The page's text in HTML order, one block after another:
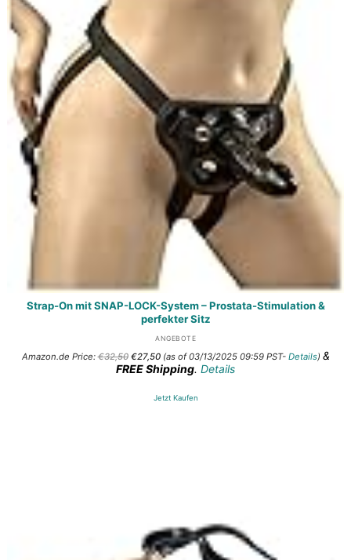
Strap-On mit SNAP-LOCK-System – Prostata-Stimulation &
perfekter Sitz
ANGEBOTE
Amazon.de Price:€32,50 Ursprünglicher
Preis
war:
€27,50Aktueller
Preis
ist:
(as of 03/13/2025 09:59 PST- Details) &
FREE Shipping. Details
Jetzt Kaufen